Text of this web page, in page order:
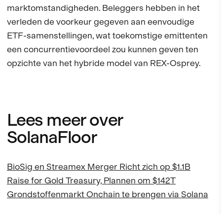
marktomstandigheden. Beleggers hebben in het
verleden de voorkeur gegeven aan eenvoudige
ETF-samenstellingen, wat toekomstige emittenten
een concurrentievoordeel zou kunnen geven ten
opzichte van het hybride model van REX-Osprey.
Lees meer over
SolanaFloor
BioSig en Streamex Merger Richt zich op $1.1B
Raise for Gold Treasury, Plannen om $142T
Grondstoffenmarkt Onchain te brengen via Solana